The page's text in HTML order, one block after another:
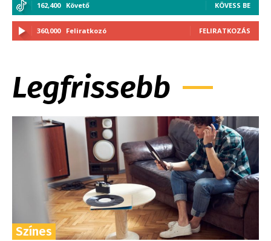
162,400 Követő KÖVESS BE
360,000 Feliratkozó FELIRATKOZÁS
Legfrissebb
Színes